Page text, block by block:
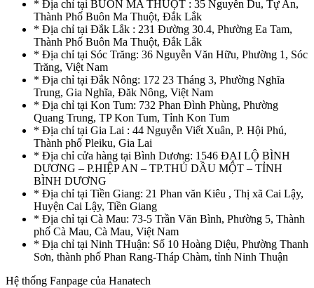
* Địa chỉ tại BUÔN MA THUỘT : 35 Nguyễn Du, Tự An,
Thành Phố Buôn Ma Thuột, Đắk Lắk
* Địa chỉ tại Đắk Lắk : 231 Đường 30.4, Phường Ea Tam,
Thành Phố Buôn Ma Thuột, Đắk Lắk
* Địa chỉ tại Sóc Trăng: 36 Nguyễn Văn Hữu, Phường 1, Sóc
Trăng, Việt Nam
* Địa chỉ tại Đắk Nông: 172 23 Tháng 3, Phường Nghĩa
Trung, Gia Nghĩa, Đăk Nông, Việt Nam
* Địa chỉ tại Kon Tum: 732 Phan Đình Phùng, Phường
Quang Trung, TP Kon Tum, Tỉnh Kon Tum
* Địa chỉ tại Gia Lai : 44 Nguyễn Viết Xuân, P. Hội Phú,
Thành phố Pleiku, Gia Lai
* Địa chỉ cửa hàng tại Bình Dương: 1546 ĐẠI LỘ BÌNH
DƯƠNG – P.HIỆP AN – TP.THỦ DẦU MỘT – TỈNH
BÌNH DƯƠNG
* Địa chỉ tại Tiền Giang: 21 Phan văn Kiêu , Thị xã Cai Lậy,
Huyện Cai Lậy, Tiền Giang
* Địa chỉ tại Cà Mau: 73-5 Trần Văn Bình, Phường 5, Thành
phố Cà Mau, Cà Mau, Việt Nam
* Địa chỉ tại Ninh THuận: Số 10 Hoàng Diệu, Phường Thanh
Sơn, thành phố Phan Rang-Tháp Chàm, tỉnh Ninh Thuận
Hệ thống Fanpage của Hanatech